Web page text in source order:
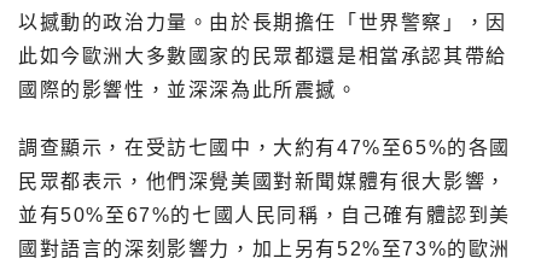
以撼動的政治力量。由於長期擔任「世界警察」，因
此如今歐洲大多數國家的民眾都還是相當承認其帶給
國際的影響性，並深深為此所震撼。
調查顯示，在受訪七國中，大約有47%至65%的各國
民眾都表示，他們深覺美國對新聞媒體有很大影響，
並有50%至67%的七國人民同稱，自己確有體認到美
國對語言的深刻影響力，加上另有52%至73%的歐洲